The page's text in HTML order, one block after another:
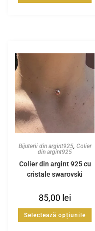
Bijuterii din argint925, Colier
din argint925
Colier din argint 925 cu
cristale swarovski
85,00 lei
Selectează opțiunile